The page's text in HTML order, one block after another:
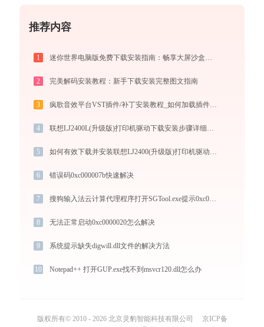
推荐内容
1
2 完美解码安装教程：新手下载安装完整图文指南
3 疯歌音效平台VST插件/补丁安装教程_如何加载插件效果包
4
5
6 错误码0xc000007b快速解决
7 搜狗输入法云计算代理程序打开SGTool.exe提示0xc0000096错误码怎么办
8 无法正常启动0xc0000020怎么解决
9 系统提示缺失digwill.dll文件的解决方法
10 Notepad++ 打开GUP.exe找不到msvcr120.dll怎么办
版权所有© 2010 - 2026 北京灵豹智能科技有限公司
京ICP备